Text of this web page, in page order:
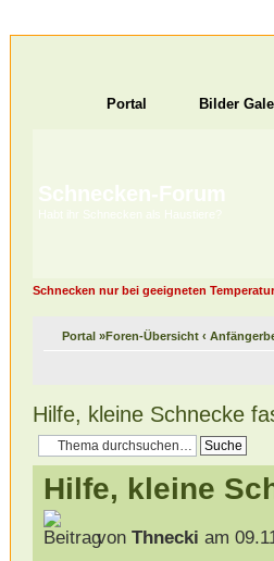
Portal Bilder
Schnecken-Forum
Habt ihr Schnecken als Haustiere?
Schnecken nur bei geeigneten
Portal»Foren-Übersicht ‹
Hilfe, kleine Schnecke
Hilfe, kleine
von Thnecki am